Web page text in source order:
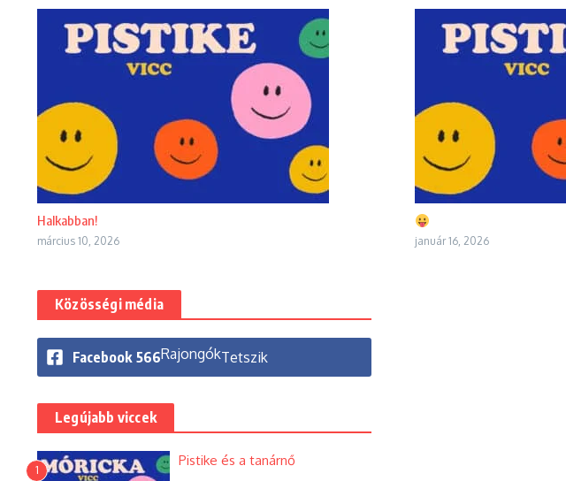
Halkabban!
március 10, 2026 január 16, 2026
Közösségi média
Facebook 566RajongókTetszik
Legújabb viccek
1
Pistike és a tanárnő